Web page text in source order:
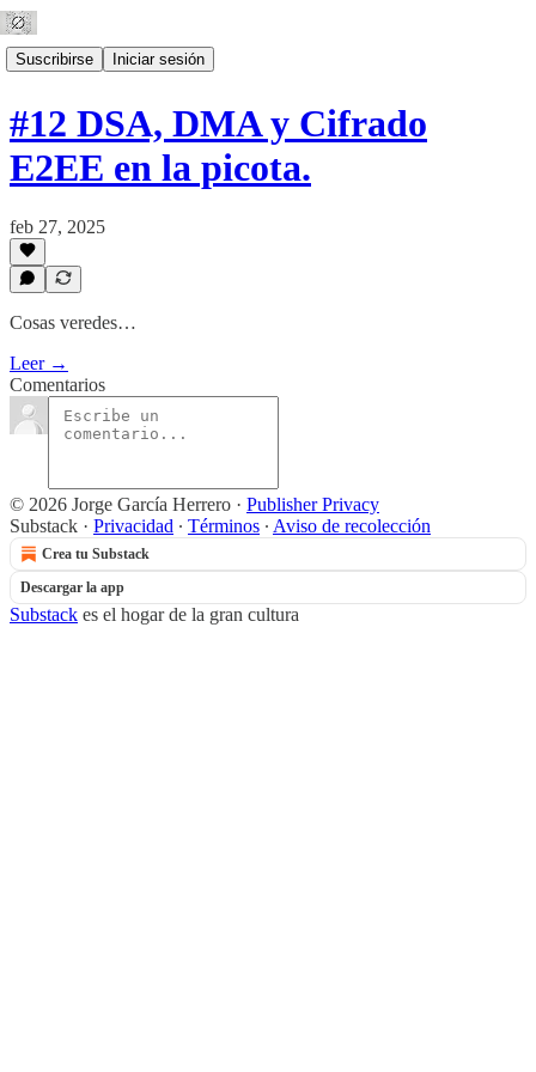
Suscribirse Iniciar sesión
#12 DSA, DMA y Cifrado
E2EE en la picota.
feb 27, 2025
Cosas veredes…
Leer →
Comentarios
© 2026 Jorge García Herrero · Publisher Privacy
Substack · Privacidad ∙ Términos ∙ Aviso de recolección
Crea tu Substack
Descargar la app
Substack es el hogar de la gran cultura